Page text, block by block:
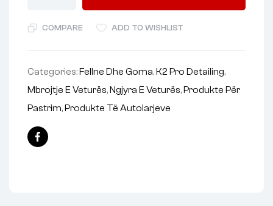
COMPARE ADD TO WISHLIST
Categories:Fellne Dhe Goma,K2 Pro Detailing,
Mbrojtje E Veturës,Ngjyra E Veturës,Produkte Për
Pastrim,Produkte Të Autolarjeve
Facebook